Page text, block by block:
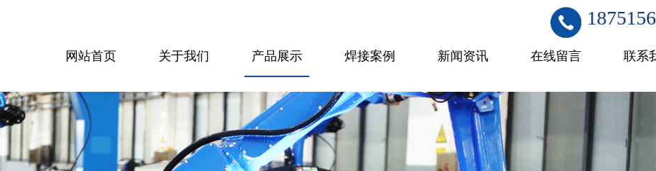
网站首页 关于我们 产品展示 焊接案例 新闻资讯 在线留言 联系